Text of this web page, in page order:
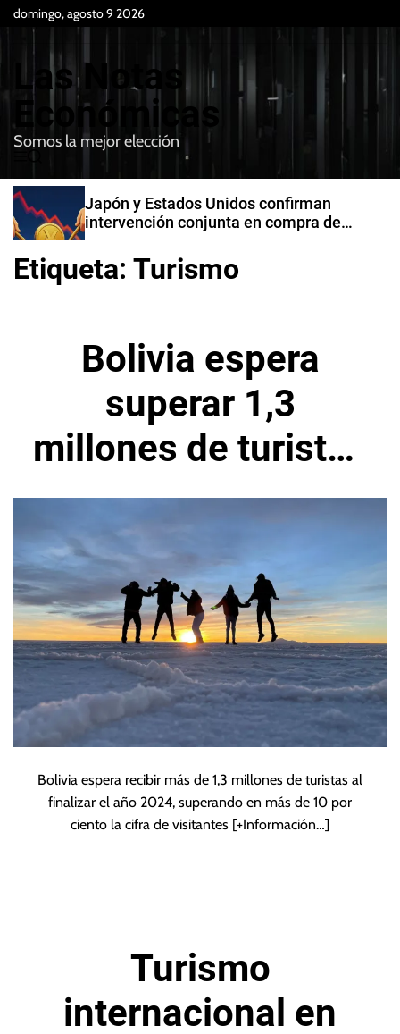
domingo, agosto 9 2026
Las Notas
Económicas
Somos la mejor elección
e
n
u
B
u
c
a
Japón y Estados Unidos confirman
intervención conjunta en compra de
Etiqueta: Turismo
Bolivia espera
superar 1,3
millones de turistas
en 2024, 10% más
que en 2023
Bolivia espera recibir más de 1,3 millones de turistas al
finalizar el año 2024, superando en más de 10 por
ciento la cifra de visitantes [+Información…]
Turismo
internacional en